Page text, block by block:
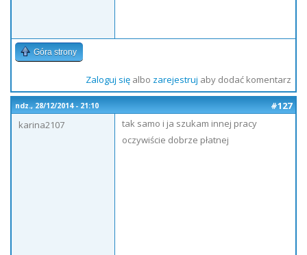
Góra strony
Zaloguj sięalbo zarejestruj aby dodać komentarz
ndz., 28/12/2014 - 21:10
#127
karina2107
tak samo i ja szukam innej pracy
oczywiście dobrze płatnej